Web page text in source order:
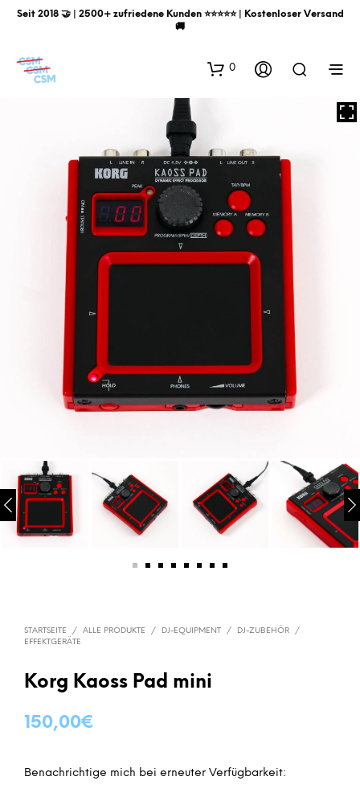
Seit 2018 🤝 | 2500+ zufriedene Kunden ⭐️⭐️⭐️⭐️⭐️ | Kostenloser Versand
🚚
0
STARTSEITE / ALLE PRODUKTE / DJ-EQUIPMENT / DJ-ZUBEHÖR
/
EFFEKTGERÄTE
Korg Kaoss Pad mini
150,00€
Benachrichtige mich bei erneuter Verfügbarkeit: